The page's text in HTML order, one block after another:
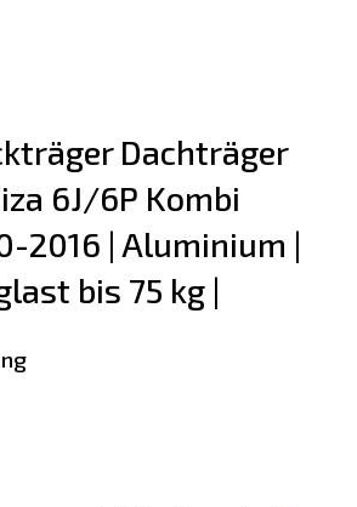
Dachträger
6J/6P Kombi
2016 | Aluminium |
bis 75 kg |